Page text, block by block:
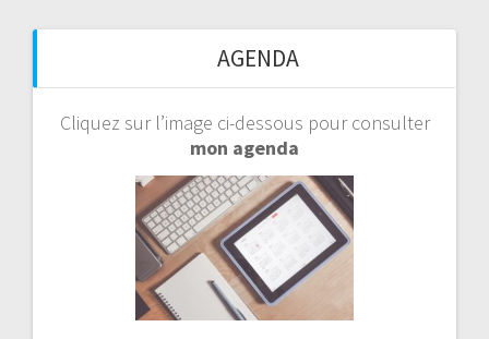
AGENDA
Cliquez sur l’image ci-dessous pour consulter
mon agenda